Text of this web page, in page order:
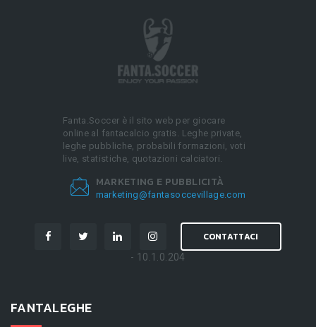
Fanta.Soccer è il sito web per giocare
online al fantacalcio gratis. Leghe private,
leghe pubbliche, probabili formazioni, voti
live, statistiche, quotazioni calciatori.
MARKETING E PUBBLICITÀ
marketing@fantasoccevillage.com
CONTATTACI
- 10.1.0.204
FANTALEGHE